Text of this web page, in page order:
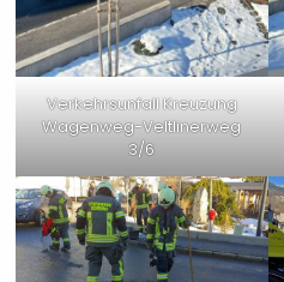
Verkehrsunfall Kreuzung
Wagenweg-Veltlinerweg
3/6